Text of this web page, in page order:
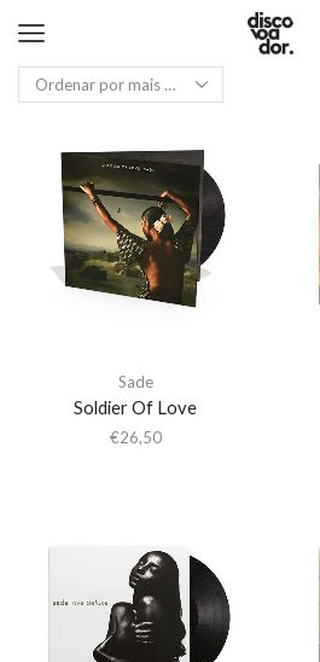
Sade
Soldier Of Love
€26,50